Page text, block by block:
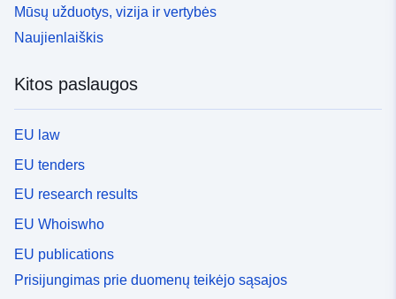
Mūsų užduotys, vizija ir vertybės
Naujienlaiškis
Kitos paslaugos
EU law
EU tenders
EU research results
EU Whoiswho
EU publications
Prisijungimas prie duomenų teikėjo sąsajos